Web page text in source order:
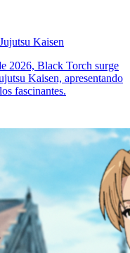
Kaisen
2026, Black Torch surge
Kaisen, apresentando
fascinantes.